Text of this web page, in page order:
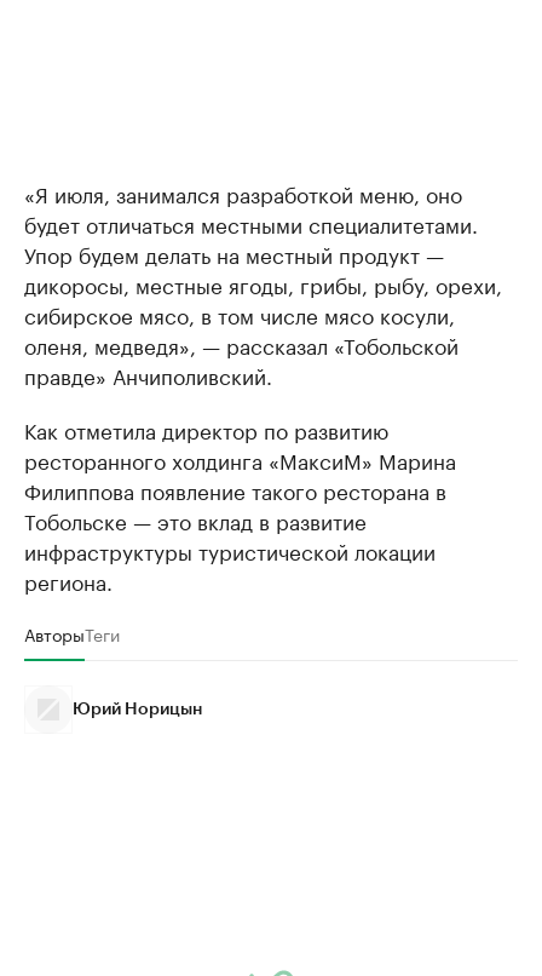
«Я июля, занимался разработкой меню, оно
будет отличаться местными специалитетами.
Упор будем делать на местный продукт —
дикоросы, местные ягоды, грибы, рыбу, орехи,
сибирское мясо, в том числе мясо косули,
оленя, медведя», — рассказал «Тобольской
правде» Анчиполивский.
Как отметила директор по развитию
ресторанного холдинга «МаксиМ» Марина
Филиппова появление такого ресторана в
Тобольске — это вклад в развитие
инфраструктуры туристической локации
региона.
АвторыТеги
Юрий Норицын